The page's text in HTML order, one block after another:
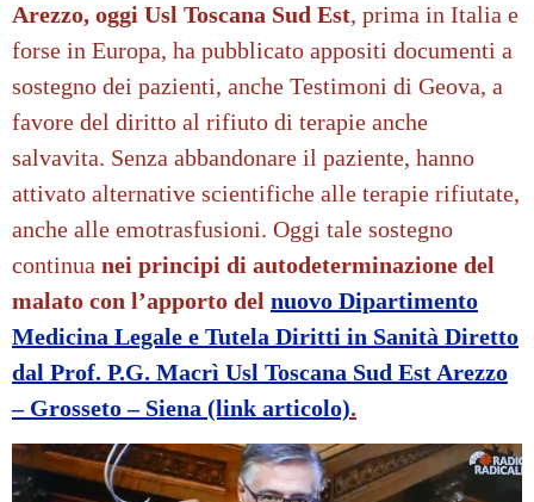
Arezzo, oggi Usl Toscana Sud Est, prima in Italia e
forse in Europa, ha pubblicato appositi documenti a
sostegno dei pazienti, anche Testimoni di Geova, a
favore del diritto al rifiuto di terapie anche
salvavita. Senza abbandonare il paziente, hanno
attivato alternative scientifiche alle terapie rifiutate,
anche alle emotrasfusioni. Oggi tale sostegno
continua nei principi di autodeterminazione del
malato con l’apporto del nuovo Dipartimento
Medicina Legale e Tutela Diritti in Sanità Diretto
dal Prof. P.G. Macrì Usl Toscana Sud Est Arezzo
– Grosseto – Siena (link articolo).